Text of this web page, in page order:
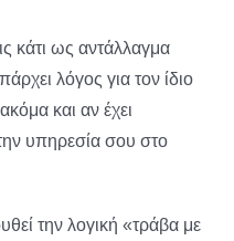
κάτι ως αντάλλαγμα
λόγος για τον ίδιο
και αν έχει
υπηρεσία σου στο
την λογική «τράβα με